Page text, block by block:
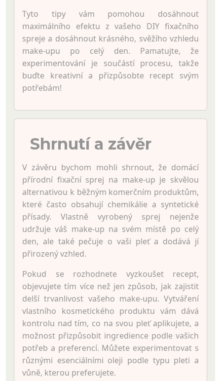
Tyto tipy vám pomohou dosáhnout
maximálního efektu z vašeho DIY fixačního
spreje a dosáhnout krásného, svěžího vzhledu
make-upu po celý den. Pamatujte, že
experimentování je součástí procesu, takže
buďte kreativní a přizpůsobte recept svým
potřebám!
Shrnutí a závěr
V závěru bychom mohli shrnout, že domácí
přírodní fixační sprej na make-up je skvělou
alternativou k běžným komerčním produktům,
které často obsahují chemikálie a syntetické
přísady. Vlastně vyrobený sprej nejenže
udržuje váš make-up na svém místě po celý
den, ale také pečuje o vaši pleť a dodává jí
přirozený vzhled.
Pokud se rozhodnete vyzkoušet recept,
objevujete tím více než jen způsob, jak zajistit
delší trvanlivost vašeho make-upu. Vytváření
vlastního kosmetického produktu vám dává
kontrolu nad tím, co na svou pleť aplikujete, a
možnost přizpůsobit ingredience podle vašich
potřeb a preferencí. Můžete experimentovat s
různými esenciálními oleji podle typu pleti a
vůně, kterou preferujete.